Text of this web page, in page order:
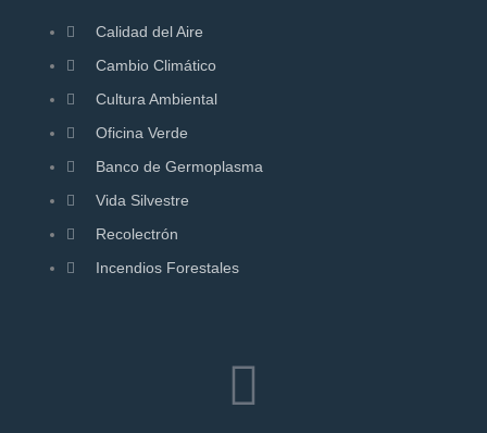
Calidad del Aire
Cambio Climático
Cultura Ambiental
Oficina Verde
Banco de Germoplasma
Vida Silvestre
Recolectrón
Incendios Forestales